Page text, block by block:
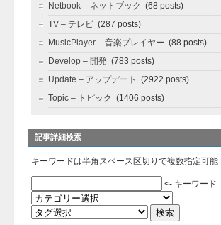
Netbook – ネットブック (68 posts)
TV – テレビ (287 posts)
MusicPlayer – 音楽プレイヤー (88 posts)
Develop – 開発 (783 posts)
Update – アップデート
(2922 posts)
Topic – トピック (1406 posts)
記事詳細検索
キーワードは半角スペース区切りで複数指定可能
<- キーワード